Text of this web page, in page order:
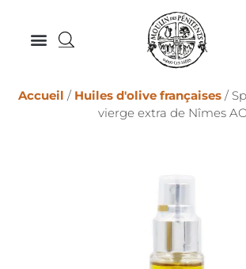
Accueil / Huiles d'olive françaises/
vierge extra de Nîmes